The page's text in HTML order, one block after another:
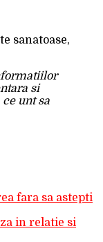
sanatoase,
si
unt sa
fara sa astepti
in relatie si